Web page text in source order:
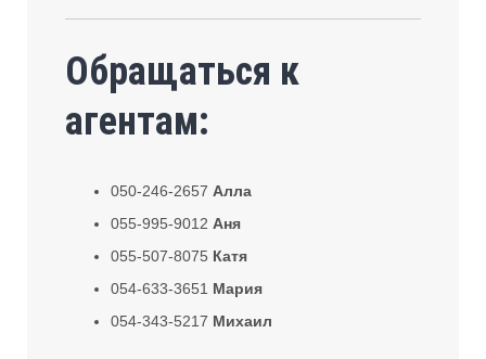
Обращаться к
агентам:
050-246-2657 Алла
055-995-9012 Аня
055-507-8075 Катя
054-633-3651 Мария
054-343-5217 Михаил